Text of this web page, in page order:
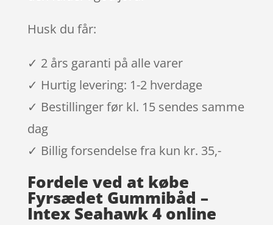
Husk du får:
✓ 2 års garanti på alle varer
✓ Hurtig levering: 1-2 hverdage
✓ Bestillinger før kl. 15 sendes samme
dag
✓ Billig forsendelse fra kun kr. 35,-
Fordele ved at købe
Fyrsædet Gummibåd –
Intex Seahawk 4 online